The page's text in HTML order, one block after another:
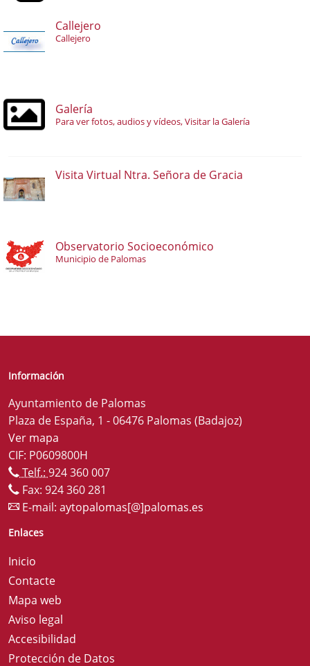
Callejero
Callejero
Galería
Para ver fotos, audios y vídeos, Visitar la Galería
Visita Virtual Ntra. Señora de Gracia
Observatorio Socioeconómico
Municipio de Palomas
Información
Ayuntamiento de Palomas
Plaza de España, 1 - 06476 Palomas (Badajoz)
Ver mapa
CIF: P0609800H
Telf.: 924 360 007
Fax: 924 360 281
E-mail: aytopalomas[@]palomas.es
Enlaces
Inicio
Contacte
Mapa web
Aviso legal
Accesibilidad
Protección de Datos